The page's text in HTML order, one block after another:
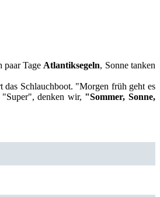
paar Tage Atlantiksegeln, Sonne tanken
das Schlauchboot. "Morgen früh geht es
denken wir, "Sommer, Sonne,